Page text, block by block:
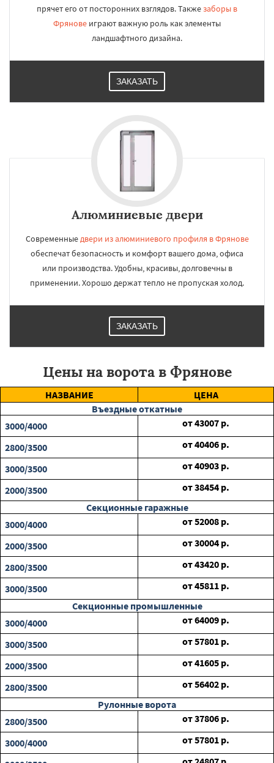
прячет его от посторонних взглядов. Такжезаборы в
Фрянове играют важную роль как элементы
ландшафтного дизайна.
ЗАКАЗАТЬ
Алюминиевые двери
Современныедвери из алюминиевого профиля в Фрянове
обеспечат безопасность и комфорт вашего дома, офиса
или производства. Удобны, красивы, долговечны в
применении. Хорошо держат тепло не пропуская холод.
ЗАКАЗАТЬ
Цены на ворота в Фрянове
НАЗВАНИЕ
ЦЕНА
Въездные откатные
3000/4000
от43007 р.
2800/3500
от40406 р.
3000/3500
от40903 р.
2000/3500
от38454 р.
Секционные гаражные
3000/4000
от52008 р.
2000/3500
от30004 р.
2800/3500
от43420 р.
3000/3500
от45811 р.
Секционные промышленные
3000/4000
от64009 р.
3000/3500
от57801 р.
2000/3500
от41605 р.
2800/3500
от56402 р.
Рулонные ворота
2800/3500
от37806 р.
3000/4000
от57801 р.